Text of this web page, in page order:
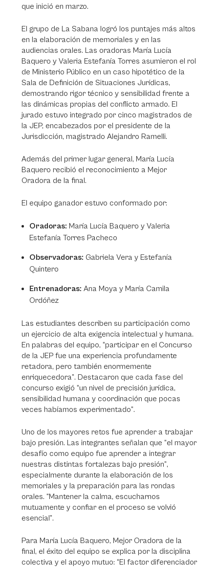
que inició en marzo.
El grupo de La Sabana logró los puntajes más altos
en la elaboración de memoriales y en las
audiencias orales. Las oradoras María Lucía
Baquero y Valeria Estefanía Torres asumieron el rol
de Ministerio Público en un caso hipotético de la
Sala de Definición de Situaciones Jurídicas,
demostrando rigor técnico y sensibilidad frente a
las dinámicas propias del conflicto armado. El
jurado estuvo integrado por cinco magistrados de
la JEP, encabezados por el presidente de la
Jurisdicción, magistrado Alejandro Ramelli.
Además del primer lugar general, María Lucía
Baquero recibió el reconocimiento a Mejor
Oradora de la final.
El equipo ganador estuvo conformado por:
Oradoras: María Lucía Baquero y Valeria
Estefanía Torres Pacheco
Observadoras: Gabriela Vera y Estefanía
Quintero
Entrenadoras: Ana Moya y María Camila
Ordóñez
Las estudiantes describen su participación como
un ejercicio de alta exigencia intelectual y humana.
En palabras del equipo, “participar en el Concurso
de la JEP fue una experiencia profundamente
retadora, pero también enormemente
enriquecedora”. Destacaron que cada fase del
concurso exigió “un nivel de precisión jurídica,
sensibilidad humana y coordinación que pocas
veces habíamos experimentado”.
Uno de los mayores retos fue aprender a trabajar
bajo presión. Las integrantes señalan que “el mayor
desafío como equipo fue aprender a integrar
nuestras distintas fortalezas bajo presión”,
especialmente durante la elaboración de los
memoriales y la preparación para las rondas
orales. “Mantener la calma, escucharnos
mutuamente y confiar en el proceso se volvió
esencial”.
Para María Lucía Baquero, Mejor Oradora de la
final, el éxito del equipo se explica por la disciplina
colectiva y el apoyo mutuo: “El factor diferenciador